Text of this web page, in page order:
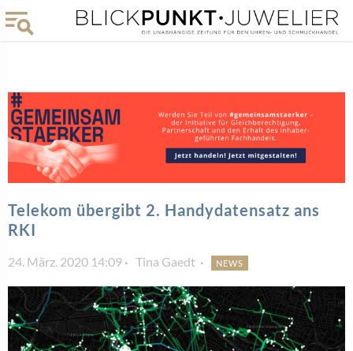
Telekom übergibt 2. Handydatensatz ans
RKI
24. März. 2020 14:09 Tina Gaedt NEWS